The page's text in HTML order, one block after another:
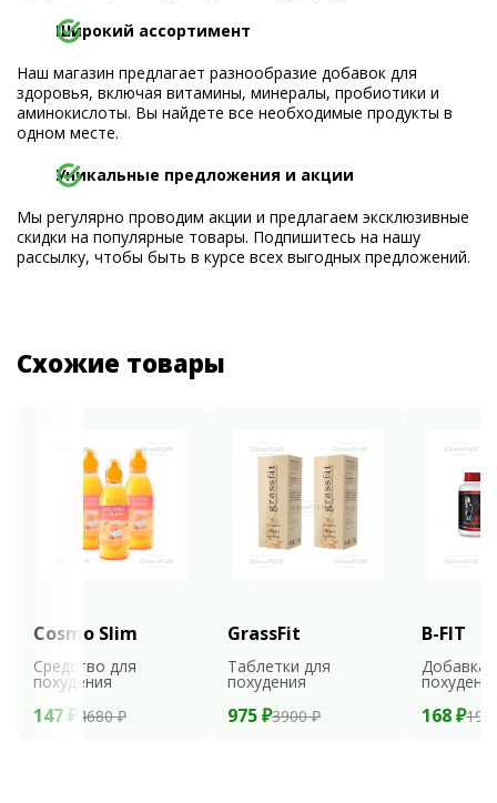
Широкий ассортимент
Наш магазин предлагает разнообразие добавок для
здоровья, включая витамины, минералы, пробиотики и
аминокислоты. Вы найдете все необходимые продукты в
одном месте.
Уникальные предложения и акции
Мы регулярно проводим акции и предлагаем эксклюзивные
скидки на популярные товары. Подпишитесь на нашу
рассылку, чтобы быть в курсе всех выгодных предложений.
Схожие товары
Cosmo Slim
Средство для
похудения
147 ₽ 4680 ₽
GrassFit
Таблетки для
похудения
975 ₽3900 ₽
B-FIT
Добавка
168 ₽